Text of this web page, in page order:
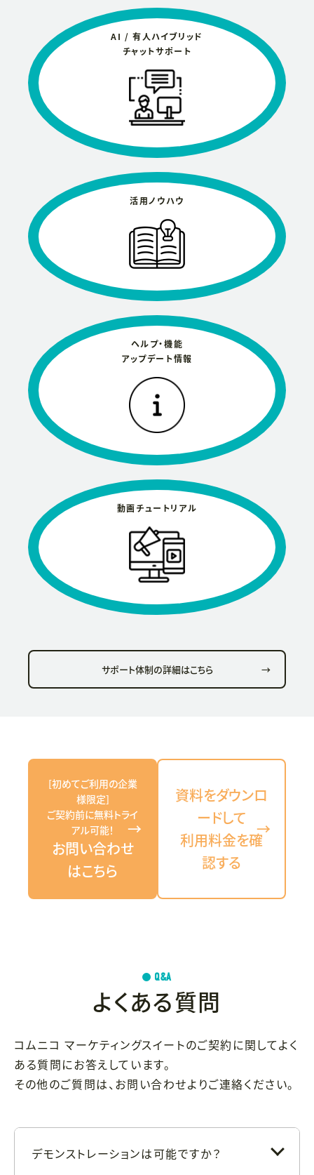
AI / 有人ハイブリッド
チャットサポート
活用ノウハウ
ヘルプ・機能
アップデート情報
動画チュートリアル
サポート体制の詳細はこちら →
[初めてご利用の企業
様限定]
ご契約前に無料トライ
アル可能！
お問い合わせ
はこちら
→
資料をダウンロ
ードして
利用料金を確
認する
→
Q&A
よくある質問
コムニコ マーケティングスイートのご契約に関してよく
ある質問にお答えしています。
その他のご質問は、 お問い合わせよりご連絡ください。
デモンストレーションは可能ですか？